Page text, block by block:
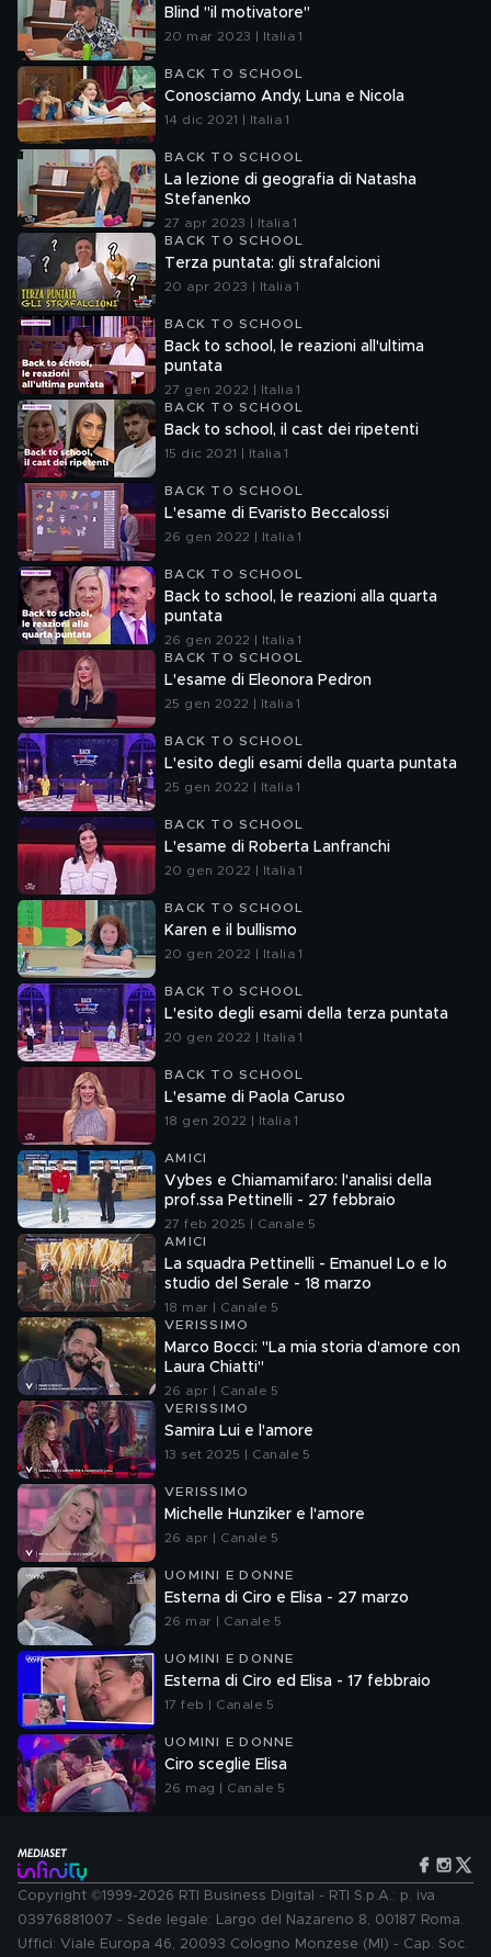
Blind "il motivatore"
20 mar 2023 | Italia 1
BACK TO SCHOOL
Conosciamo Andy, Luna e Nicola
14 dic 2021 | Italia 1
BACK TO SCHOOL
La lezione di geografia di Natasha
Stefanenko
27 apr 2023 | Italia 1
BACK TO SCHOOL
Terza puntata: gli strafalcioni
20 apr 2023 | Italia 1
BACK TO SCHOOL
Back to school, le reazioni all'ultima
puntata
27 gen 2022 | Italia 1
BACK TO SCHOOL
Back to school, il cast dei ripetenti
15 dic 2021 | Italia 1
BACK TO SCHOOL
L'esame di Evaristo Beccalossi
26 gen 2022 | Italia 1
BACK TO SCHOOL
Back to school, le reazioni alla quarta
puntata
26 gen 2022 | Italia 1
BACK TO SCHOOL
L'esame di Eleonora Pedron
25 gen 2022 | Italia 1
BACK TO SCHOOL
L'esito degli esami della quarta puntata
25 gen 2022 | Italia 1
BACK TO SCHOOL
L'esame di Roberta Lanfranchi
20 gen 2022 | Italia 1
BACK TO SCHOOL
Karen e il bullismo
20 gen 2022 | Italia 1
BACK TO SCHOOL
L'esito degli esami della terza puntata
20 gen 2022 | Italia 1
BACK TO SCHOOL
L'esame di Paola Caruso
18 gen 2022 | Italia 1
AMICI
Vybes e Chiamamifaro: l'analisi della
prof.ssa Pettinelli - 27 febbraio
27 feb 2025 | Canale 5
AMICI
La squadra Pettinelli - Emanuel Lo e lo
studio del Serale - 18 marzo
18 mar | Canale 5
VERISSIMO
Marco Bocci: "La mia storia d'amore con
Laura Chiatti"
26 apr | Canale 5
VERISSIMO
Samira Lui e l'amore
13 set 2025 | Canale 5
VERISSIMO
Michelle Hunziker e l'amore
26 apr | Canale 5
UOMINI E DONNE
Esterna di Ciro e Elisa - 27 marzo
26 mar | Canale 5
UOMINI E DONNE
Esterna di Ciro ed Elisa - 17 febbraio
17 feb | Canale 5
UOMINI E DONNE
Ciro sceglie Elisa
26 mag | Canale 5
Copyright ©1999-2026 RTI Business Digital - RTI S.p.A.: p. iva
03976881007 - Sede legale: Largo del Nazareno 8, 00187 Roma.
Uffici: Viale Europa 46, 20093 Cologno Monzese (MI) - Cap. Soc.